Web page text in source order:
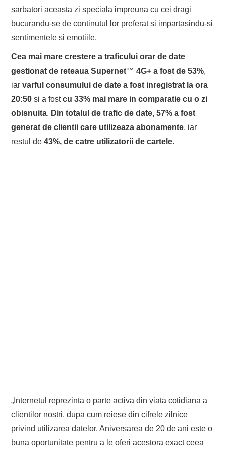
sarbatori aceasta zi speciala impreuna cu cei dragi
bucurandu-se de continutul lor preferat si impartasindu-si
sentimentele si emotiile.
Cea mai mare crestere a traficului orar de date
gestionat de reteaua Supernet™ 4G+ a fost de 53%,
iarvarful consumului de date a fost inregistrat la ora
20:50 si a fostcu 33% mai mare in comparatie cu o zi
obisnuita. Din totalul de trafic de date, 57% a fost
generat de clientii care utilizeaza abonamente, iar
restul de43%, de catre utilizatorii de cartele.
„Internetul reprezinta o parte activa din viata cotidiana a
clientilor nostri, dupa cum reiese din cifrele zilnice
privind utilizarea datelor. Aniversarea de 20 de ani este o
buna oportunitate pentru a le oferi acestora exact ceea